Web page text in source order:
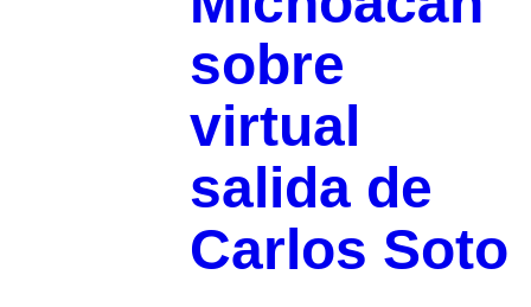
sobre
virtual
salida de
Carlos Soto